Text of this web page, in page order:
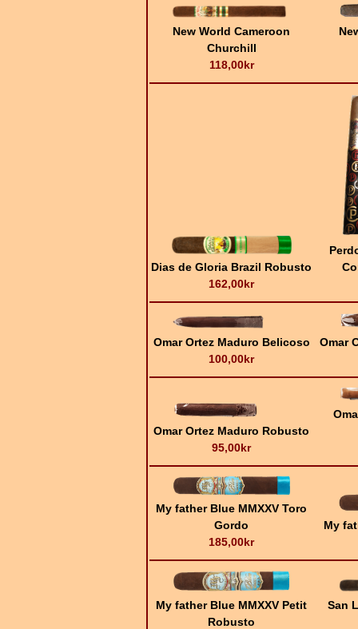
New World Cameroon
Churchill
118,00kr
Dias de Gloria Brazil Robusto
162,00kr
Omar Ortez Maduro Belicoso
100,00kr
Omar
Omar Ortez Maduro Robusto
95,00kr
My father Blue MMXXV Toro
Gordo
185,00kr
My
My father Blue MMXXV Petit
Robusto
San